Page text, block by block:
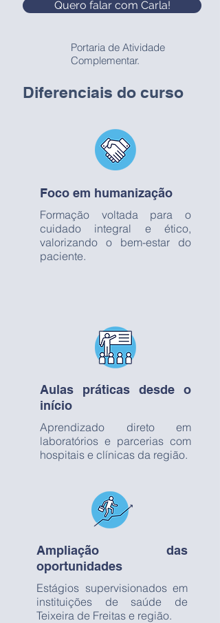
Quero falar com Carla!
Portaria de Atividade
Complementar.
Diferenciais do curso
Foco em humanização
Formação voltada para o
cuidado integral e ético,
valorizando o bem-estar do
paciente.
Aulas práticas desde o
início
Aprendizado direto em
laboratórios e parcerias com
hospitais e clínicas da região.
Ampliação das
oportunidades
Estágios supervisionados em
instituições de saúde de
Teixeira de Freitas e região.